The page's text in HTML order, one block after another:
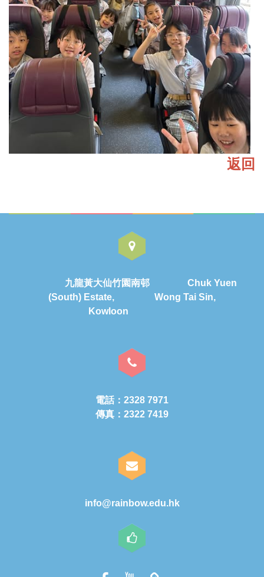
返回
九龍黃大仙竹園南邨 Chuk Yuen
(South) Estate, Wong Tai Sin,
Kowloon
電話：2328 7971
傳真：2322 7419
info@rainbow.edu.hk